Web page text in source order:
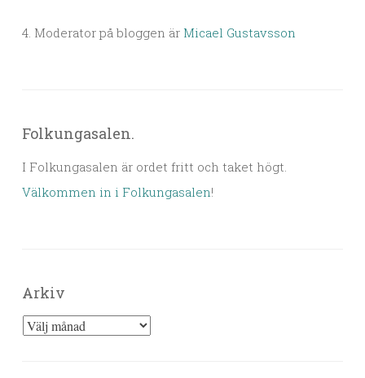
4. Moderator på bloggen är Micael Gustavsson
Folkungasalen.
I Folkungasalen är ordet fritt och taket högt.
Välkommen in i Folkungasalen!
Arkiv
Arkiv